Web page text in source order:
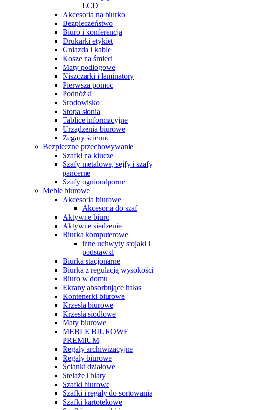
LCD
Akcesoria na biurko
Bezpieczeństwo
Biuro i konferencja
Drukarki etykiet
Gniazda i kable
Kosze na śmieci
Maty podłogowe
Niszczarki i laminatory
Pierwsza pomoc
Podnóżki
Środowisko
Stopa słonia
Tablice informacyjne
Urządzenia biurowe
Zegary ścienne
Bezpieczne przechowywanie
Szafki na klucze
Szafy metalowe, sejfy i szafy
pancerne
Szafy ognioodporne
Meble biurowe
Akcesoria biurowe
Akcesoria do szaf
Aktywne biuro
Aktywne siedzenie
Biurka komputerowe
inne uchwyty stojaki i
podstawki
Biurka stacjonarne
Biurka z regulacją wysokości
Biuro w domu
Ekrany absorbujące hałas
Kontenerki biurowe
Krzesła biurowe
Krzesła siodłowe
Maty biurowe
MEBLE BIUROWE
PREMIUM
Regały archiwizacyjne
Regały biurowe
Ścianki działowe
Stelaże i blaty
Szafki biurowe
Szafki i regały do sortowania
Szafki kartotekowe